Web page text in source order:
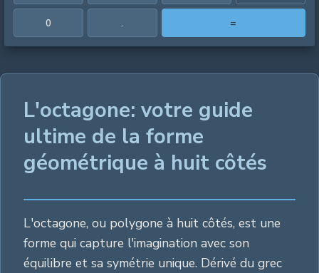
0 . =
L'octagone: votre guide
ultime de la forme
géométrique à huit côtés
L'octagone, ou polygone à huit côtés, est une
forme qui capture l'imagination avec son
équilibre et sa symétrie unique. Dérivé du grec